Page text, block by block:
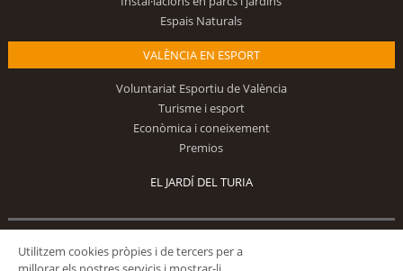
Espais Naturals
VALÈNCIA EN ESPORT
Voluntariat Esportiu de València
Turisme i esport
Econòmica i coneixement
Premios
EL JARDÍ DEL TURIA
Utilitzem cookies pròpies i de tercers per a